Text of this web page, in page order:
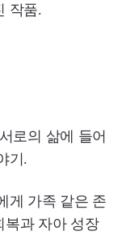
작품.
로의 삶에 들어
기.
게 가족 같은 존
복과 자아 성장